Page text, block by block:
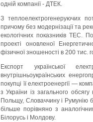
одній компанії - ДТЕК.
З теплоелектрогенеруючих
причому без модернізації та
екологічних показників ТЕС.
проекті оновленої
фізичної зношеності в 200 тис.
Експорт української
внутрішньоукраїнських
покупці її електроенергії —
з України із загального
Польщу, Словаччину і Румунію
більше порівняно з
Білорусь і Молдову.